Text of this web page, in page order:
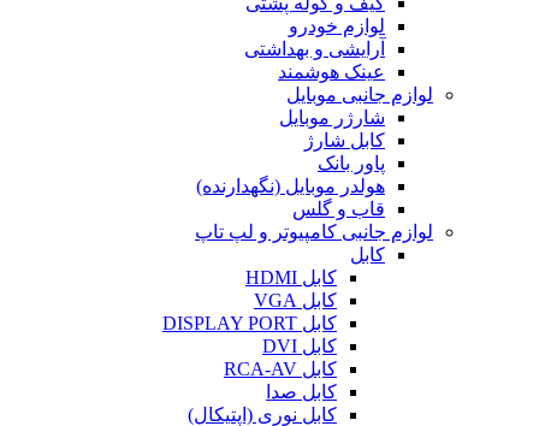
لوازم خودرو
آرایشی و بهداشتی
عینک هوشمند
لوازم جانبی موبایل
شارژر موبایل
کابل شارژ
پاور بانک
هولدر موبایل (نگهدارنده)
قاب و گلس
لوازم جانبی کامپیوتر و لپ تاپ
کابل
کابل HDMI
کابل VGA
کابل DISPLAY PORT
کابل DVI
کابل RCA-AV
کابل صدا
کابل نوری (اپتیکال)